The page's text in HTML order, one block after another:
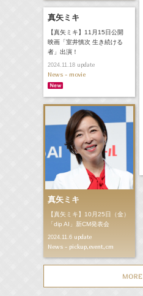
真矢ミキ
【真矢ミキ】11月15日公開
映画「室井慎次 生き続ける
者」出演！
2024.11.18update
News - movie
真矢ミキ
【真矢ミキ】10月25日（金）
「dip AI」新CM発表会
2024.11.6update
News - pickup,event,cm